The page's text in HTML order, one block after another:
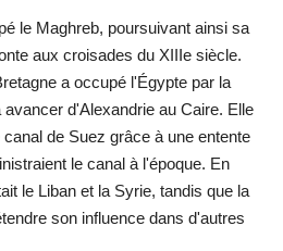
le Maghreb, poursuivant ainsi sa
aux croisades du XIIIe siècle.
a occupé l'Égypte par la
d'Alexandrie au Caire. Elle
de Suez grâce à une entente
le canal à l'époque. En
le Liban et la Syrie, tandis que la
son influence dans d'autres